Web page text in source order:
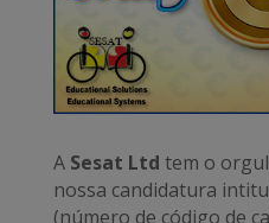
A Sesat Ltd tem o
nossa candidatura
(número de código de